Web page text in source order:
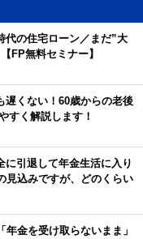
代の住宅ローン／まだ”大
FP無料セミナー】
遅くない！60歳からの老後
すく解説します！
に引退して年金生活に入り
見込みですが、どのくらい
年金を受け取らないまま」